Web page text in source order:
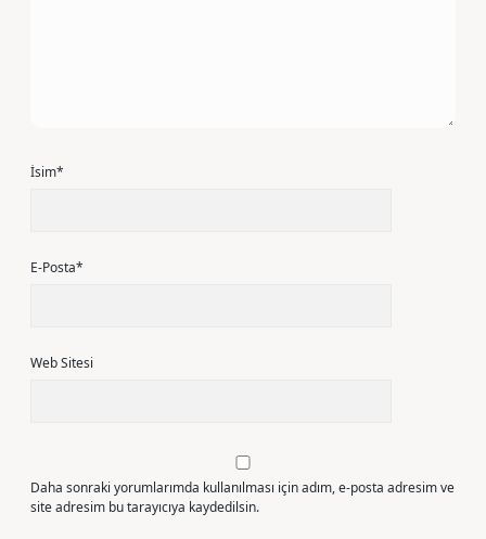
İsim*
E-Posta*
Web Sitesi
Daha sonraki yorumlarımda kullanılması için adım, e-posta adresim ve
site adresim bu tarayıcıya kaydedilsin.